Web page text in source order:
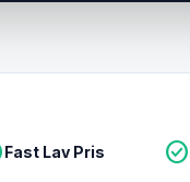
Fast Lav Pris check_circle